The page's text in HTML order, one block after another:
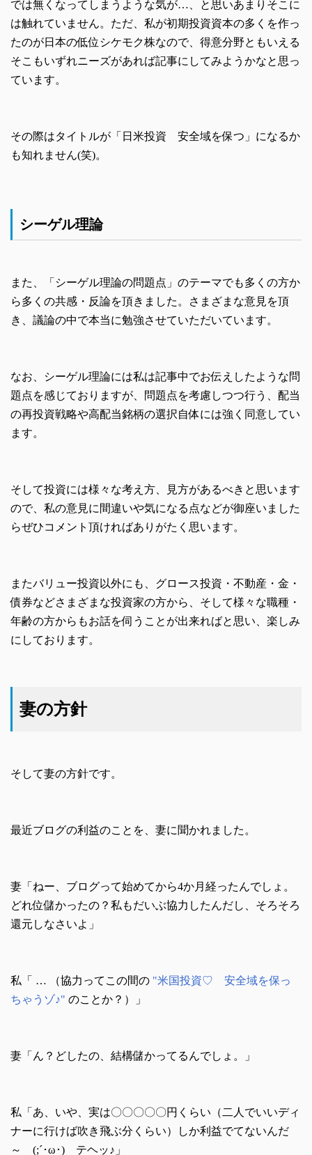
では無くなってしまうような気が…、と思いあまりそこに
は触れていません。ただ、私が初期投資資本の多くを作っ
たのが日本の低位シケモク株なので、得意分野ともいえる
そこもいずれニーズがあれば記事にしてみようかなと思っ
ています。
その際はタイトルが「日米投資 安全域を保つ」になるか
も知れません(笑)。
シーゲル理論
また、「シーゲル理論の問題点」のテーマでも多くの方か
ら多くの共感・反論を頂きました。さまざまな意見を頂
き、議論の中で本当に勉強させていただいています。
なお、シーゲル理論には私は記事中でお伝えしたような問
題点を感じておりますが、問題点を考慮しつつ行う、配当
の再投資戦略や高配当銘柄の選択自体には強く同意してい
ます。
そして投資には様々な考え方、見方があるべきと思います
ので、私の意見に間違いや気になる点などが御座いました
らぜひコメント頂ければありがたく思います。
またバリュー投資以外にも、グロース投資・不動産・金・
債券などさまざまな投資家の方から、そして様々な職種・
年齢の方からもお話を伺うことが出来ればと思い、楽しみ
にしております。
妻の方針
そして妻の方針です。
最近ブログの利益のことを、妻に聞かれました。
妻「ねー、ブログって始めてから4か月経ったんでしょ。
どれ位儲かったの？私もだいぶ協力したんだし、そろそろ
還元しなさいよ」
私「 … （協力ってこの間の "米国投資♡ 安全域を保っ
ちゃうゾ♪" のことか？）」
妻「ん？どしたの、結構儲かってるんでしょ。」
私「あ、いや、実は〇〇〇〇〇円くらい（二人でいいディ
ナーに行けば吹き飛ぶ分くらい）しか利益でてないんだ
～ (;´･ω･) テヘッ♪」